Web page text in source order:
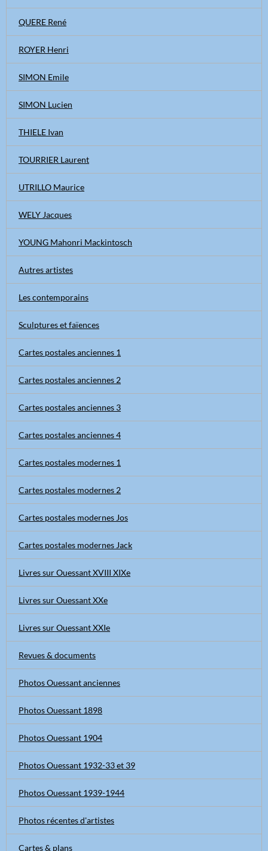
QUERE René
ROYER Henri
SIMON Emile
SIMON Lucien
THIELE Ivan
TOURRIER Laurent
UTRILLO Maurice
WELY Jacques
YOUNG Mahonri Mackintosch
Autres artistes
Les contemporains
Sculptures et faïences
Cartes postales anciennes 1
Cartes postales anciennes 2
Cartes postales anciennes 3
Cartes postales anciennes 4
Cartes postales modernes 1
Cartes postales modernes 2
Cartes postales modernes Jos
Cartes postales modernes Jack
Livres sur Ouessant XVIII XIXe
Livres sur Ouessant XXe
Livres sur Ouessant XXIe
Revues & documents
Photos Ouessant anciennes
Photos Ouessant 1898
Photos Ouessant 1904
Photos Ouessant 1932-33 et 39
Photos Ouessant 1939-1944
Photos récentes d'artistes
Cartes & plans